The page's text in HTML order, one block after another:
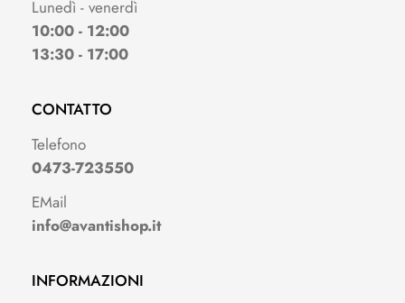
Lunedì - venerdì
10:00 - 12:00
13:30 - 17:00
CONTATTO
Telefono
0473-723550
EMail
info@avantishop.it
INFORMAZIONI